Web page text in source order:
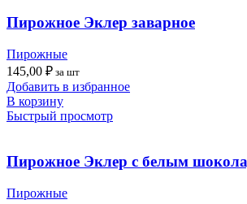
Пирожное Эклер заварное
Пирожные
145,00 ₽ за шт
Добавить в избранное
В корзину
Быстрый просмотр
Пирожное Эклер с белым
Пирожные